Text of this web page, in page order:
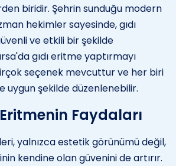
biridir. Şehrin sunduğu modern
hekimler sayesinde, gıdı
ve etkili bir şekilde
gıdı eritme yaptırmayı
seçenek mevcuttur ve her biri
uygun şekilde düzenlenebilir.
Eritmenin Faydaları
yalnızca estetik görünümü değil,
kendine olan güvenini de artırır.